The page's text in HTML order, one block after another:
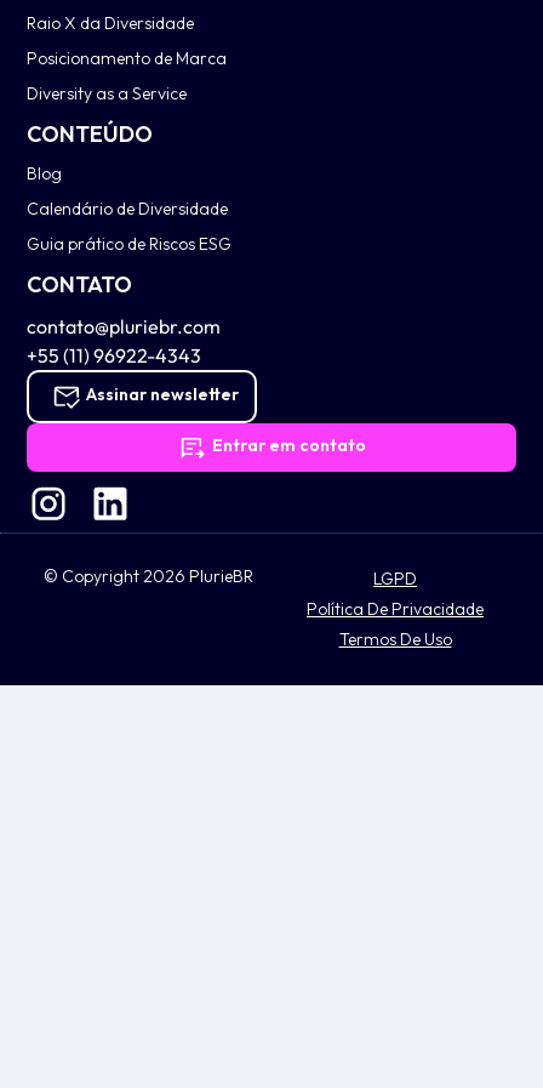
Raio X da Diversidade
Posicionamento de Marca
Diversity as a Service
CONTEÚDO
Blog
Calendário de Diversidade
Guia prático de Riscos ESG
CONTATO
contato@pluriebr.com
+55 (11) 96922-4343
Assinar newsletter
Entrar em contato
© Copyright 2026 PlurieBR
LGPD
Política De Privacidade
Termos De Uso